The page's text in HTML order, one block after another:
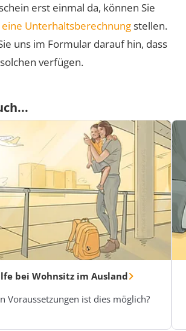
erst einmal da, können Sie
Unterhaltsberechnungstellen.
uns im Formular darauf hin, dass
verfügen.
bei Wohnsitz im Ausland
Voraussetzungen ist dies möglich?